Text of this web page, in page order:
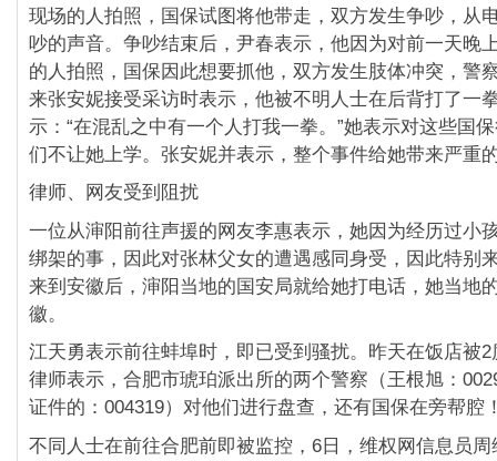
现场的人拍照，国保试图将他带走， 双方发生争吵，从
吵的声音。争吵结束后， 尹春表示，他因为对前一天晚
的人拍照， 国保因此想要抓他，双方发生肢体冲突，警
来张安妮接受采访时表示，他被不明人士在后背打了一
示：“在混乱之中有一个人打我一拳。”她表示对这些国
们不让她上学。张安妮并表示， 整个事件给她带来严重
律师、网友受到阻扰
一位从渖阳前往声援的网友李惠表示， 她因为经历过小
绑架的事， 因此对张林父女的遭遇感同身受，因此特别
来到安徽后，渖阳当地的国安局就给她打电话， 她当地
徽。
江天勇表示前往蚌埠时，即已受到骚扰。 昨天在饭店被
律师表示， 合肥市琥珀派出所的两个警察（王根旭：
证件的：004319）对他们进行盘查， 还有国保在旁帮腔
不同人士在前往合肥前即被监控，6日， 维权网信息员